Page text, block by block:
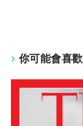
你可能會喜歡